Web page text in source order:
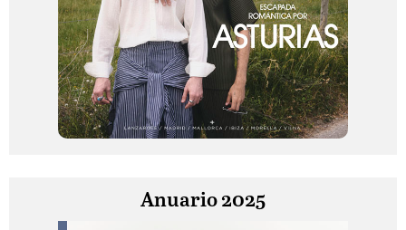
Anuario 2025